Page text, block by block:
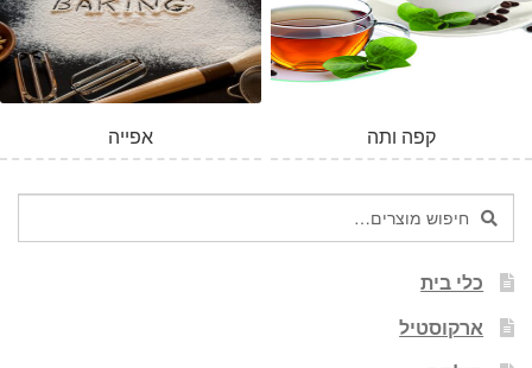
אפייה קפה ותה
חיפוש
עבור:
חיפוש
כלי בית
ארקוסטיל